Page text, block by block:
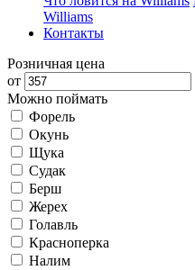
Williams
Контакты
Розничная цена
от
Можно поймать
Форель
Окунь
Щука
Судак
Берш
Жерех
Голавль
Красноперка
Налим